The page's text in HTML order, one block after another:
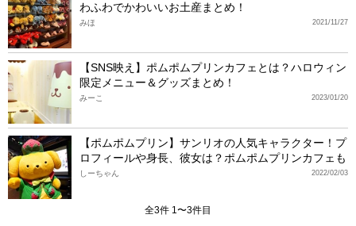
わふわでかわいいお土産まとめ！
2021/11/27
みほ
【SNS映え】ポムポムプリンカフェとは？ハロウィン
限定メニュー＆グッズまとめ！
2023/01/20
みーこ
【ポムポムプリン】サンリオの人気キャラクター！プ
ロフィールや身長、彼女は？ポムポムプリンカフェも
2022/02/03
しーちゃん
全3件 1〜3件目